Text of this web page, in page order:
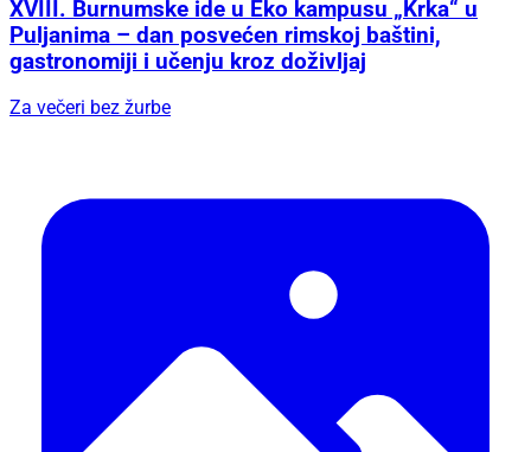
XVIII. Burnumske ide u Eko kampusu „Krka“ u
Puljanima – dan posvećen rimskoj baštini,
gastronomiji i učenju kroz doživljaj
Za večeri bez žurbe